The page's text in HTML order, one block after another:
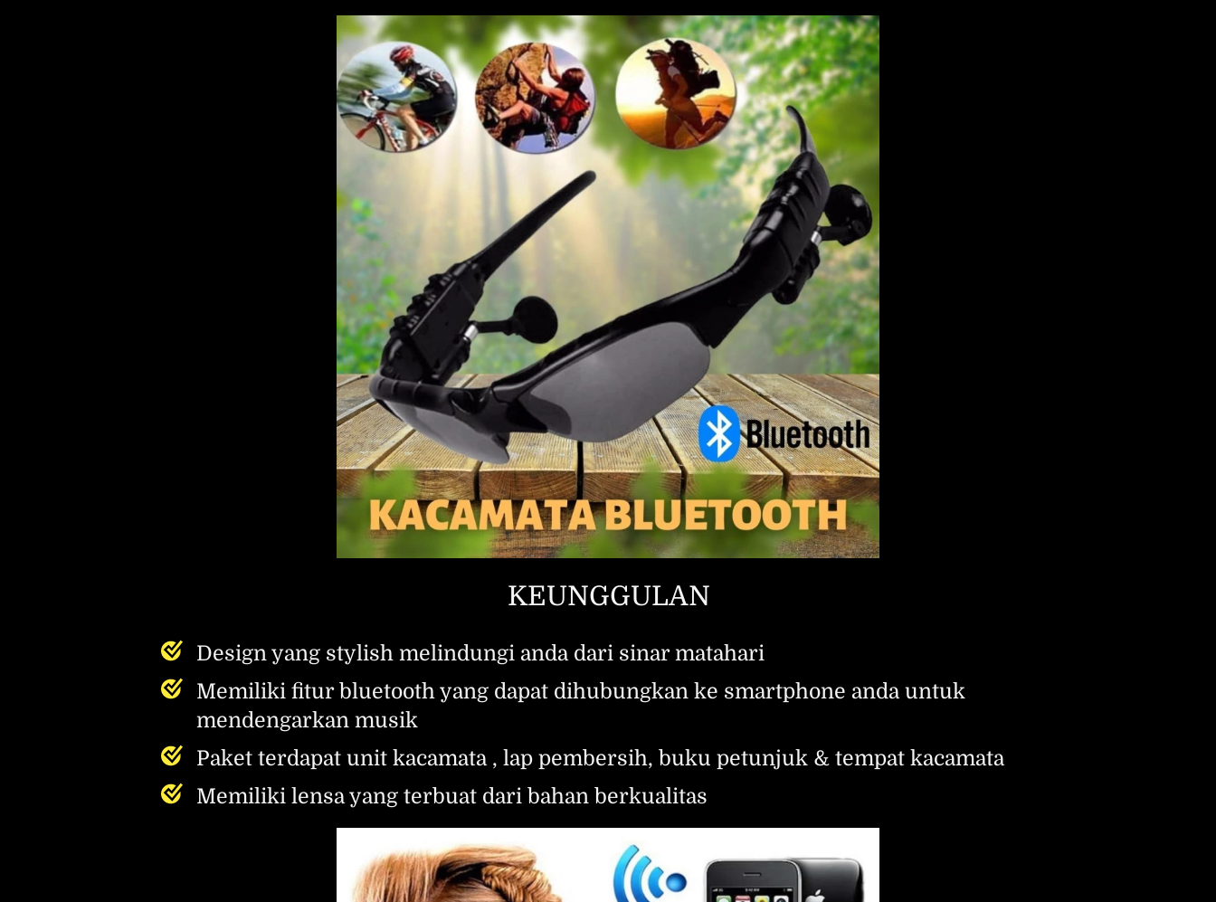
KEUNGGULAN
Design yang stylish melindungi anda dari sinar matahari
Memiliki fitur bluetooth yang dapat dihubungkan ke smartphone anda untuk
mendengarkan musik
Paket terdapat unit kacamata , lap pembersih, buku petunjuk & tempat kacamata
Memiliki lensa yang terbuat dari bahan berkualitas